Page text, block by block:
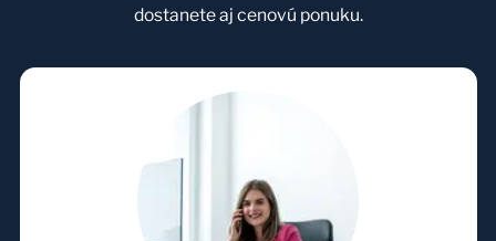
dostanete aj cenovú ponuku.